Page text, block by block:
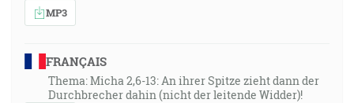
MP3
FRANÇAIS
Thema: Micha 2,6-13: An ihrer Spitze zieht dann der
Durchbrecher dahin (nicht der leitende Widder)!